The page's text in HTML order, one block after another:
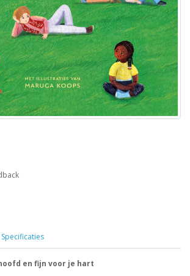
Specificaties
en fijn voor je hart